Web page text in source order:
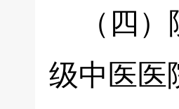
（四）
级中医医